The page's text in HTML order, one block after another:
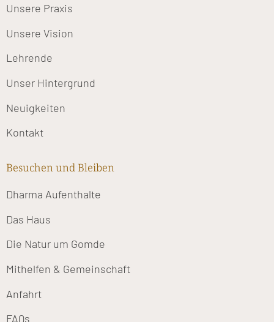
Unsere Praxis
Unsere Vision
Lehrende
Unser Hintergrund
Neuigkeiten
Kontakt
Besuchen und Bleiben
Dharma Aufenthalte
Das Haus
Die Natur um Gomde
Mithelfen & Gemeinschaft
Anfahrt
FAQs